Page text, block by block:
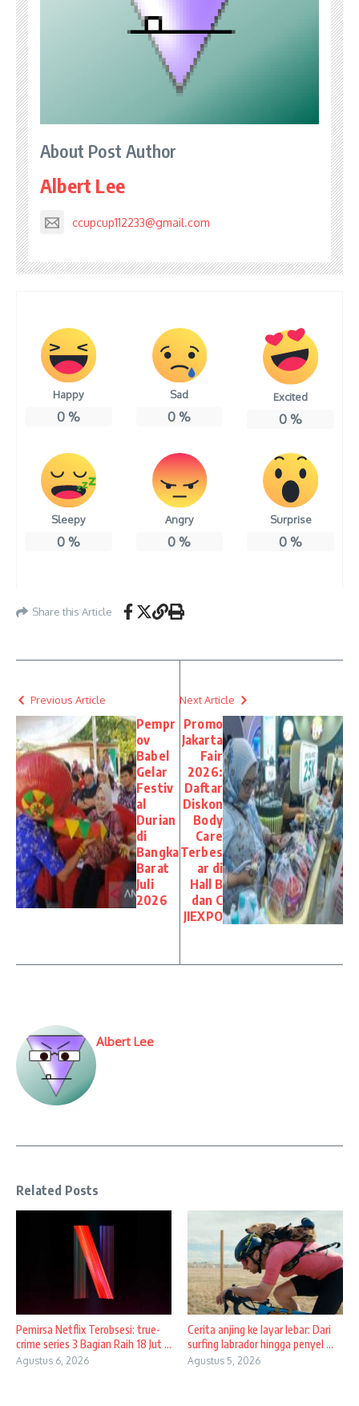
About Post Author
Albert Lee
ccupcup112233@gmail.com
Happy
0%
Sad
0 %
Excited
0 %
Sleepy
0%
Angry
0 %
Surprise
0 %
Share this Article
Previous Article
Pempr
ov
Babel
Gelar
Festiv
al
Durian
di
Bangka
Barat
Juli
2026
Next Article
Promo
Jakarta
Fair
2026:
Daftar
Diskon
Body
Care
Terbes
ar di
Hall B
dan C
JIEXPO
Albert Lee
Related Posts
Pemirsa Netflix Terobsesi: true-
crime series 3 Bagian Raih 18 Jut ...
Agustus 6, 2026
Cerita anjing ke layar lebar: Dari
surfing labrador hingga penyel ...
Agustus 5, 2026